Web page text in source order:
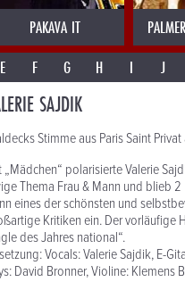
PAKAVA IT
E F G H I J
SAJDIK
Stimme aus Paris Saint
„Mädchen“ polarisierte Valerie
Thema Frau & Mann und blieb
eines der schönsten und
Kritiken ein. Der vorläufige
des Jahres national“.
Vocals: Valerie Sajdik, E-
David Bronner, Violine: Klemens